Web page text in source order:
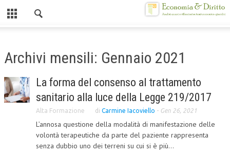
CHI SIAMO
MISSION
CENTRO STUDI
ATTO COSTITUTIVO E STATUTO
Archivi mensili: Gennaio 2021
La forma del consenso al trattamento
sanitario alla luce della Legge 219/2017
Alta Formazione di Carmine Iacoviello - Gen 26, 2021
L’annosa questione della modalità di manifestazione delle
volontà terapeutiche da parte del paziente rappresenta
senza dubbio uno dei terreni su cui si è più...